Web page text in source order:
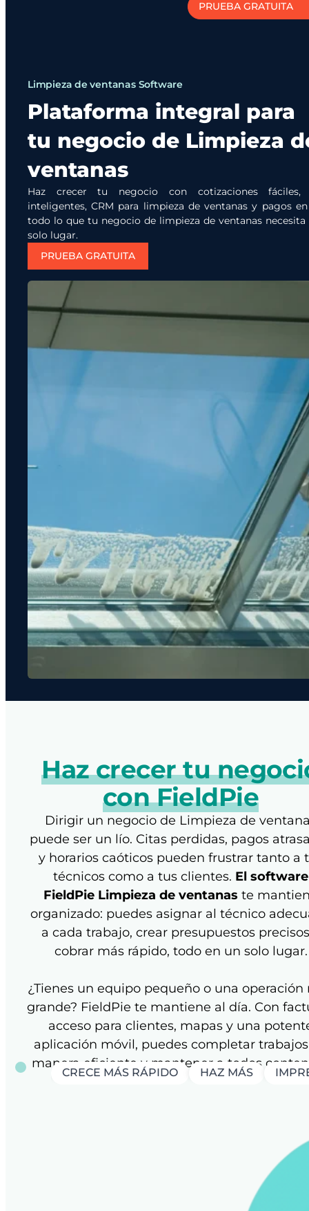
PRUEBA GRATUITA
Limpieza de ventanas Software
Plataforma integral para
tu negocio de Limpieza
ventanas
Haz crecer tu negocio con cotizaciones fáciles,
inteligentes, CRM para limpieza de ventanas y pagos
todo lo que tu negocio de limpieza de ventanas necesita
solo lugar.
PRUEBA GRATUITA
Haz crecer tu
con FieldPie
Dirigir un negocio de Limpieza de
puede ser un lío. Citas perdidas, pagos
y horarios caóticos pueden frustrar tanto a
técnicos como a tus clientes. El software
FieldPie Limpieza de ventanas te
organizado: puedes asignar al técnico
a cada trabajo, crear presupuestos
cobrar más rápido, todo en un solo lugar.
¿Tienes un equipo pequeño o una operación
grande? FieldPie te mantiene al día. Con
acceso para clientes, mapas y una
aplicación móvil, puedes completar
manera eficiente y mantener a todos
CRECE MÁS RÁPIDO HAZ MÁS